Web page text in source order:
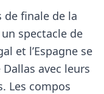
de finale de la
spectacle de
et l’Espagne se
avec leurs
Les compos